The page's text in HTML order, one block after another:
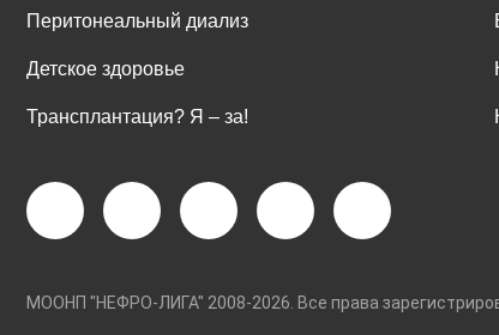
Перитонеальный диализ
Детское здоровье
Трансплантация? Я ‒ за!
МООНП "НЕФРО-ЛИГА" 2008-2026. Все права